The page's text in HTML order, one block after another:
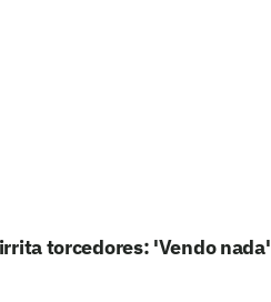
torcedores: 'Vendo nada'